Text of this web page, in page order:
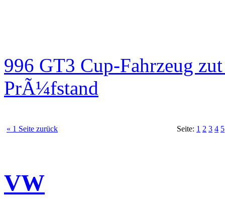
996 GT3 Cup-Fahrzeug
PrÃ¼fstand
« 1 Seite zurück Seite: 1 2 3 4 5
VW